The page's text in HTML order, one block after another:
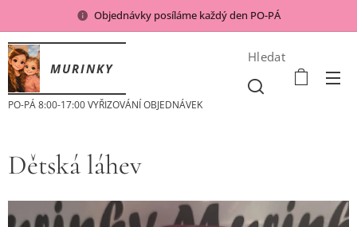
Objednávky posíláme každý den PO-PÁ
MURINKY
PO-PÁ 8:00-17:00 VYŘIZOVÁNÍ OBJEDNÁVEK
Hledat
Dětská láhev